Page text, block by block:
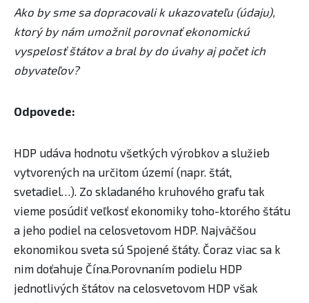
Ako by sme sa dopracovali k ukazovateľu (údaju),
ktorý by nám umožnil porovnať ekonomickú
vyspelosť štátov a bral by do úvahy aj počet ich
obyvateľov?
Odpovede:
HDP udáva hodnotu všetkých výrobkov a služieb
vytvorených na určitom území (napr. štát,
svetadiel…). Zo skladaného kruhového grafu tak
vieme posúdiť veľkosť ekonomiky toho-ktorého štátu
a jeho podiel na celosvetovom HDP. Najväčšou
ekonomikou sveta sú Spojené štáty. Čoraz viac sa k
nim doťahuje Čína.​Porovnaním podielu HDP
jednotlivých štátov na celosvetovom HDP však